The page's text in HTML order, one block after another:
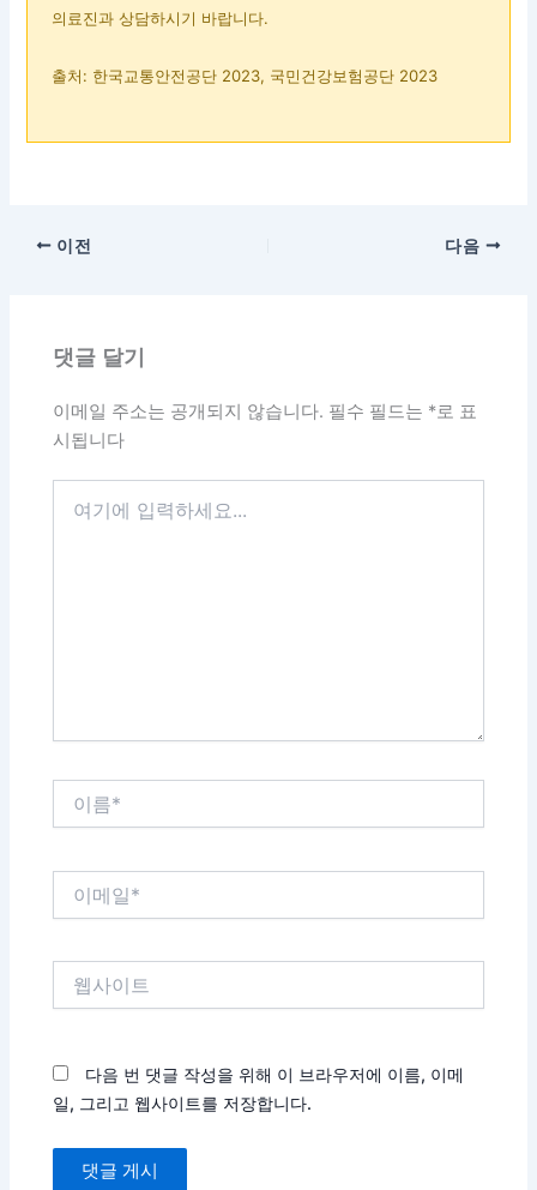
의료진과 상담하시기 바랍니다.
출처: 한국교통안전공단 2023, 국민건강보험공단 2023
이전 다음
댓글 달기
이메일 주소는 공개되지 않습니다. 필수 필드는 *로 표
시됩니다
다음 번 댓글 작성을 위해 이 브라우저에 이름, 이메
일, 그리고 웹사이트를 저장합니다.